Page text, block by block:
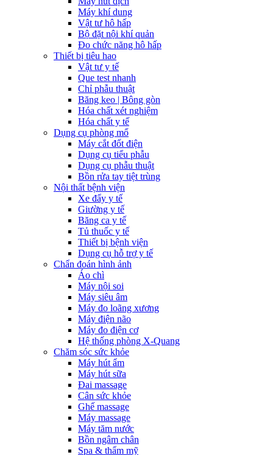
Máy khí dung
Vật tư hô hấp
Bộ đặt nội khí quản
Đo chức năng hô hấp
Thiết bị tiêu hao
Vật tư y tế
Que test nhanh
Chỉ phẫu thuật
Băng keo | Bông gòn
Hóa chất xét nghiệm
Hóa chất y tế
Dụng cụ phòng mổ
Máy cắt đốt điện
Dụng cụ tiểu phẫu
Dụng cụ phẫu thuật
Bồn rửa tay tiệt trùng
Nội thất bệnh viện
Xe đẩy y tế
Giường y tế
Băng ca y tế
Tủ thuốc y tế
Thiết bị bệnh viện
Dụng cụ hỗ trợ y tế
Chẩn đoán hình ảnh
Áo chì
Máy nội soi
Máy siêu âm
Máy đo loãng xương
Máy điện não
Máy đo điện cơ
Hệ thống phòng X-Quang
Chăm sóc sức khỏe
Máy hút ẩm
Máy hút sữa
Đai massage
Cân sức khỏe
Ghế massage
Máy massage
Máy tăm nước
Bồn ngâm chân
Spa & thẩm mỹ